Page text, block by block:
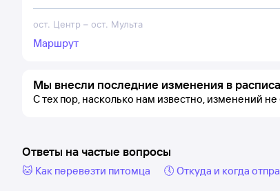
ост. Центр – ост. Мульта
Маршрут
Мы внесли последние изменения в
С тех пор, насколько нам известно, изменений
Ответы на частые вопросы
🐱 Как перевезти питомца 🕔 Откуда и когда